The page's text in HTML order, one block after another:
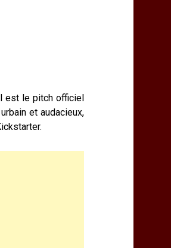
est le pitch officiel
et audacieux,